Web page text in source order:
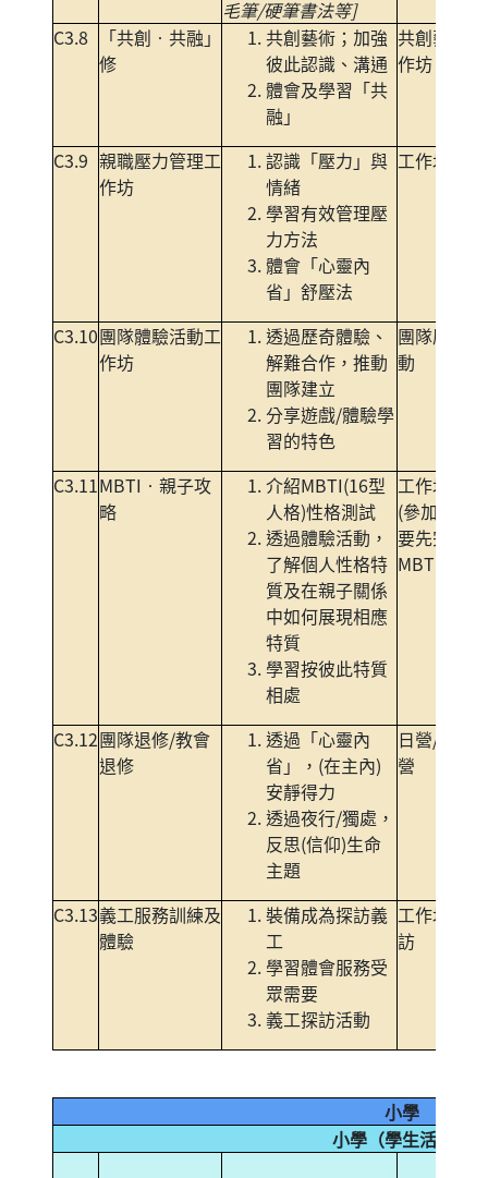
毛筆/硬筆書法等]
C3.8
「共創‧共融」
修
共創藝術；加強
彼此認識、溝通
體會及學習「共
融」
共創藝術工
作坊
C3.9 親職壓力管理工
作坊
認識「壓力」與
情緒
學習有效管理壓
力方法
體會「心靈內
省」舒壓法
工作坊
C3.10團隊體驗活動工
作坊
透過歷奇體驗、
解難合作，推動
團隊建立
分享遊戲/體驗學
習的特色
團隊歷奇活
動
C3.11MBTI‧親子攻
略
介紹MBTI(16型
人格)性格測試
透過體驗活動，
了解個人性格特
質及在親子關係
中如何展現相應
特質
學習按彼此特質
相處
工作坊
(參加者需
要先完成
MBTI test)
C3.12團隊退修/教會
退修
透過「心靈內
省」，(在主內)
安靜得力
透過夜行/獨處，
反思(信仰)生命
主題
日營/黃昏
營
C3.13義工服務訓練及
體驗
裝備成為探訪義
工
學習體會服務受
眾需要
義工探訪活動
工作坊+探
訪
小學
小學（學生活動）